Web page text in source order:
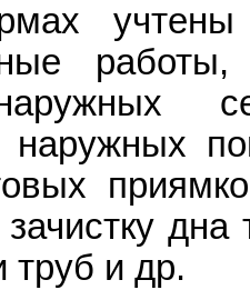
учтены
наружных
труб и др.